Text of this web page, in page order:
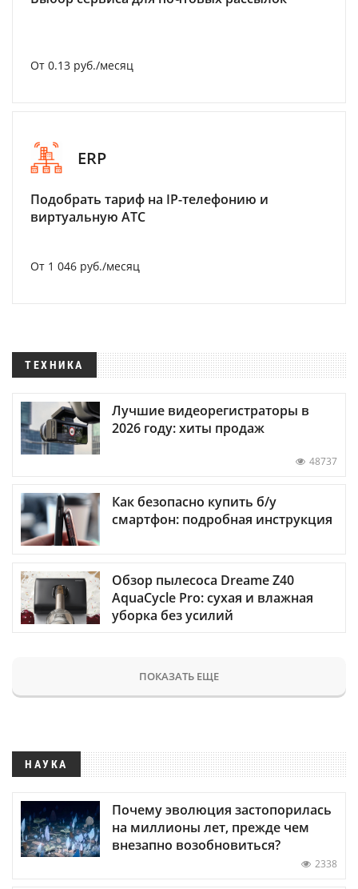
От 0.13 руб./месяц
ERP
Подобрать тариф на IP-телефонию и
виртуальную АТС
От 1 046 руб./месяц
ТЕХНИКА
Лучшие видеорегистраторы в
2026 году: хиты продаж
48737
Как безопасно купить б/у
смартфон: подробная инструкция
Обзор пылесоса Dreame Z40
AquaCycle Pro: сухая и влажная
уборка без усилий
ПОКАЗАТЬ ЕЩЕ
НАУКА
Почему эволюция застопорилась
на миллионы лет, прежде чем
внезапно возобновиться?
2338